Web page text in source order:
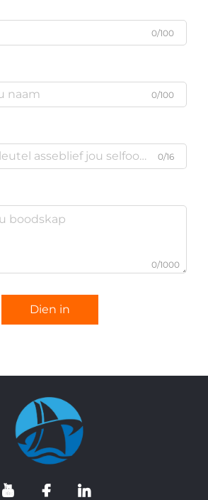
0/100
0/100
0/16
0/1000
Dien in